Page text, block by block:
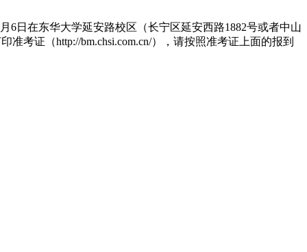
6日在东华大学延安路校区（长宁区延安西路1882号或者中山
考证（http://bm.chsi.com.cn/），请按照准考证上面的报到